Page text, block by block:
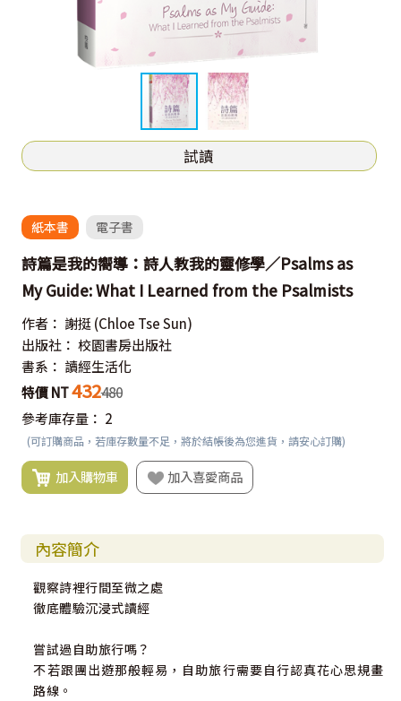
試讀
紙本書 電子書
詩篇是我的嚮導：詩人教我的靈修學／Psalms as
My Guide: What I Learned from the Psalmists
作者： 謝挺 (Chloe Tse Sun)
出版社： 校園書房出版社
書系： 讀經生活化
特價 NT432480
參考庫存量： 2
(可訂購商品，若庫存數量不足，將於結帳後為您進貨，請安心訂購)
加入購物車 加入喜愛商品
內容簡介
觀察詩裡行間至微之處
徹底體驗沉浸式讀經
嘗試過自助旅行嗎？
不若跟團出遊那般輕易，自助旅行需要自行認真花心思規畫
路線。